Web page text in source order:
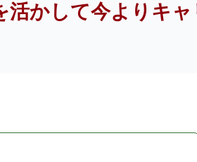
活かして今よりキャ